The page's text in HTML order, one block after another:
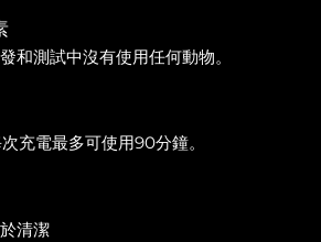
和測試中沒有使用任何動物。
充電最多可使用90分鐘。
清潔